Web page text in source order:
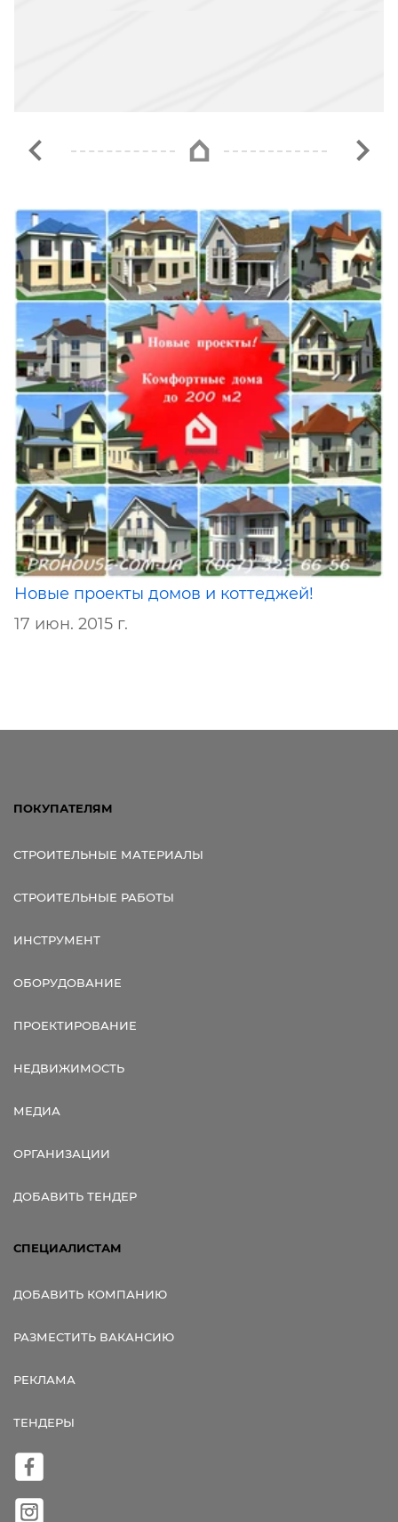
Новые проекты домов и коттеджей!
17 июн. 2015 г.
ПОКУПАТЕЛЯМ
СТРОИТЕЛЬНЫЕ МАТЕРИАЛЫ
СТРОИТЕЛЬНЫЕ РАБОТЫ
ИНСТРУМЕНТ
ОБОРУДОВАНИЕ
ПРОЕКТИРОВАНИЕ
НЕДВИЖИМОСТЬ
МЕДИА
ОРГАНИЗАЦИИ
ДОБАВИТЬ ТЕНДЕР
СПЕЦИАЛИСТАМ
ДОБАВИТЬ КОМПАНИЮ
РАЗМЕСТИТЬ ВАКАНСИЮ
РЕКЛАМА
ТЕНДЕРЫ